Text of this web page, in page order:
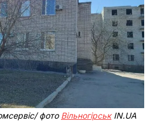
фото ВільногірськIN.UA